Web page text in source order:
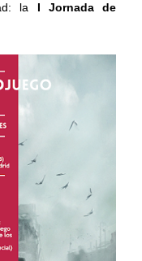
la I Jornada de